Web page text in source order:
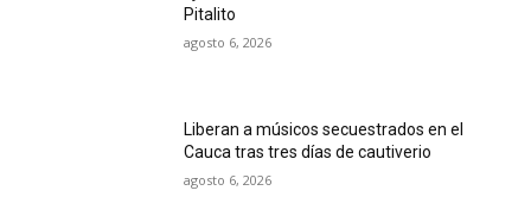
Pitalito
agosto 6, 2026
Liberan a músicos secuestrados en el
Cauca tras tres días de cautiverio
agosto 6, 2026